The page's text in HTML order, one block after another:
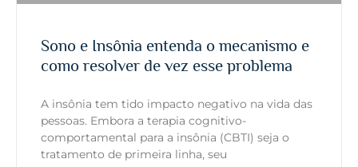
Sono e Insônia entenda o mecanismo e
como resolver de vez esse problema
A insônia tem tido impacto negativo na vida das
pessoas. Embora a terapia cognitivo-
comportamental para a insônia (CBTI) seja o
tratamento de primeira linha, seu